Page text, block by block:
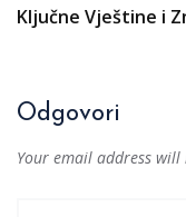
Ključne Vještine i
Odgovori
Your email address will